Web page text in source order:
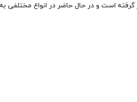
است و در حال حاضر در انواع مختلفی